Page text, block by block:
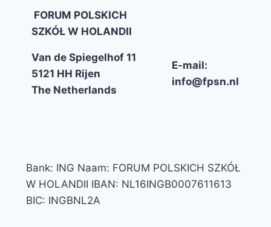
FORUM POLSKICH
SZKÓŁ W HOLANDII
Van de Spiegelhof 11
5121 HH Rijen
The Netherlands
E-mail:
info@fpsn.nl
Bank: ING Naam: FORUM POLSKICH SZKÓŁ
W HOLANDII IBAN: NL16INGB0007611613
BIC: INGBNL2A